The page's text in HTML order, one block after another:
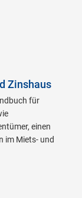
Zinshaus
für
einen
im Miets- und